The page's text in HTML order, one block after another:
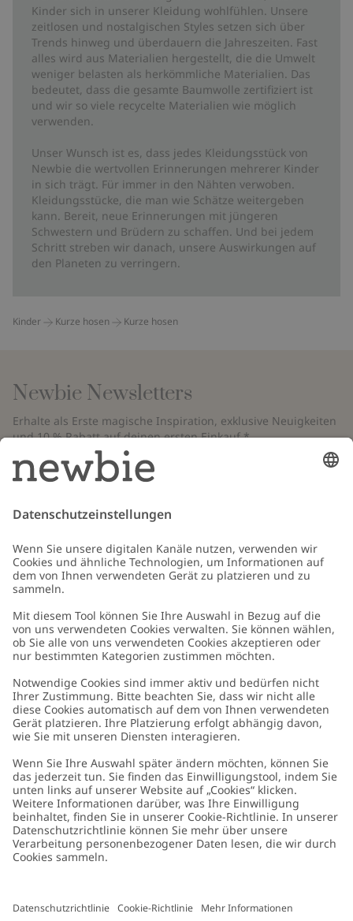
Kinder sich in unserer Kleidung wohlfühlen. Unsere
zeitlosen und nostalgischen Styles setzen sich über
Trends hinweg und überdauern die Jahreszeiten. Fast
alles wird aus Materialien hergestellt, die die Umwelt
weniger belasten als herkömmliche Materialien. Das
bedeutet, dass die gesamte Baumwolle zertifiziert ist
und wir so viele recycelte Materialien wie möglich
verwenden.
Unser Wunsch ist es, dass jedes Kleidungsstück von
Newbie die wertvollen Erinnerungen mehrerer Kinder
in sich trägt. Für immer in den Nähten verwoben.
Kleidungsstücke, die man wie Schätze weitergeben
kann. Bereit, neue Erinnerungen mit jüngeren
Schwestern und Brüdern zu schaffen. Und bei jedem
Schritt streben wir danach, unsere Auswirkungen auf
den Planeten zu verringern.
Kinder Kurze hosen Kurze hosen
Newbie Newsletters
Erhalte als Erste magische Inspiration, exklusive Neuigkeiten
und 10 % Rabatt auf deinen ersten Einkauf.*
*Gilt nur für deine erste Bestellung und ist nicht mit anderen Rabatten
oder Angeboten kombinierbar. Gilt nicht für limitierte Artikel. Bitte
überprüfe deinen Spam-Ordner. Lies unsere
Schicken
Kundenservice
Kontaktieren Sie uns
FAQ
Barrierefreiheit
Datenschutzrichtlinie
Cookie-Richtlinie
Über uns
Über Newbie
Nachhaltigkeit
Impressum
Presse
Germany Standort ändern
Cookies